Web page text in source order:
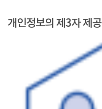
개인정보의 제3자 제공